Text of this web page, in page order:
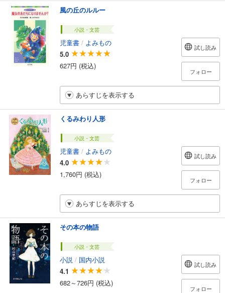
風の丘のルルー
小説・文芸
児童書 / よみもの
5.0
627円 (税込)
試し読み
フォロー
あらすじを表示する
くるみわり人形
小説・文芸
児童書 / よみもの
4.0
1,760円 (税込)
試し読み
フォロー
あらすじを表示する
その本の物語
小説・文芸
小説 / 国内小説
4.1
682～726円 (税込)
試し読み
フォロー